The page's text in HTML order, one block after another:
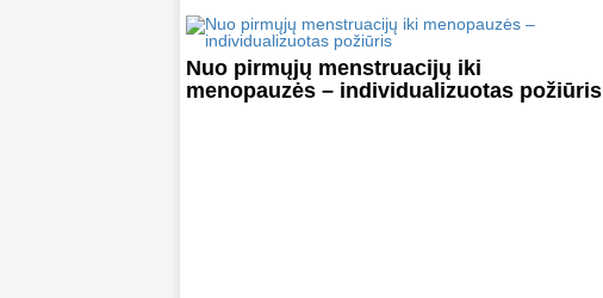
Nuo pirmųjų menstruacijų iki
menopauzės – individualizuotas požiūris